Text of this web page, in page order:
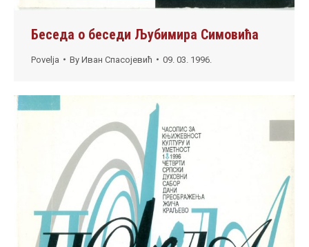
Беседа о беседи Љубимира Симовића
Povelja By Иван Спасојевић 09. 03. 1996.